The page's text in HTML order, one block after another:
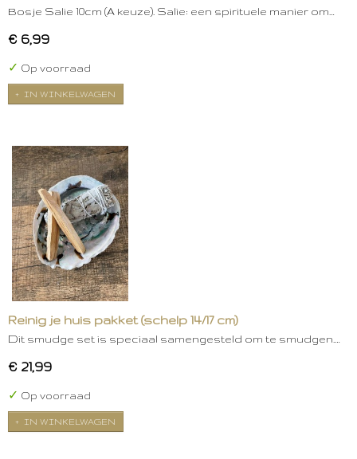
Bosje Salie 10cm (A keuze). Salie: een spirituele manier om…
€ 6,99
✓ Op voorraad
IN WINKELWAGEN
Reinig je huis pakket (schelp 14/17 cm)
Dit smudge set is speciaal samengesteld om te smudgen.…
€ 21,99
✓ Op voorraad
IN WINKELWAGEN